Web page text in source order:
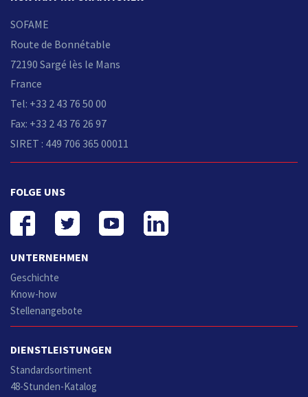
SOFAME
Route de Bonnétable
72190 Sargé lès le Mans
France
Tel: +33 2 43 76 50 00
Fax: +33 2 43 76 26 97
SIRET : 449 706 365 00011
FOLGE UNS
UNTERNEHMEN
Geschichte
Know-how
Stellenangebote
DIENSTLEISTUNGEN
Standardsortiment
48-Stunden-Katalog